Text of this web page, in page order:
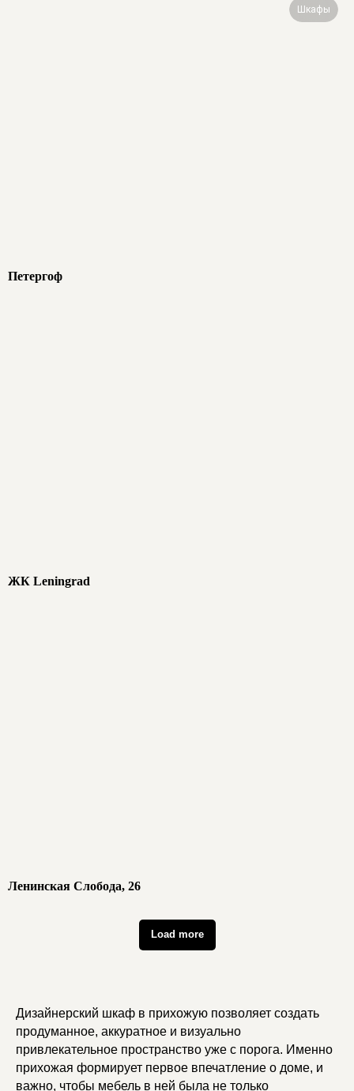
Шкафы
Петергоф
ЖК Leningrad
Ленинская Слобода, 26
Load more
Дизайнерский шкаф в прихожую позволяет создать
продуманное, аккуратное и визуально
привлекательное пространство уже с порога. Именно
прихожая формирует первое впечатление о доме, и
важно, чтобы мебель в ней была не только